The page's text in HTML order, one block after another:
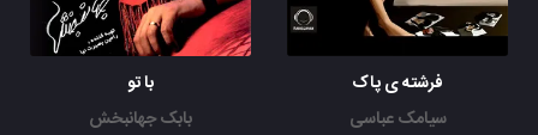
فرشته ی پاک
سیامک عباسی
با تو
بابک جهانبخش